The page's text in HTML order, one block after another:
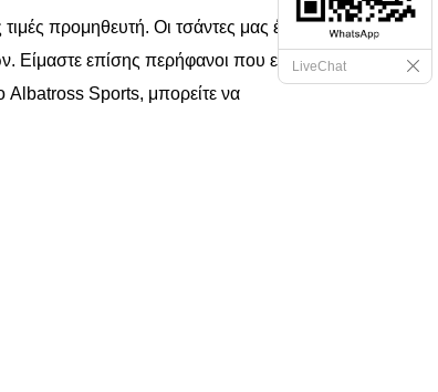
προμηθευτή. Οι τσάντες μας έχουν
Είμαστε επίσης περήφανοι που είμαστε
Albatross Sports, μπορείτε να
LiveChat